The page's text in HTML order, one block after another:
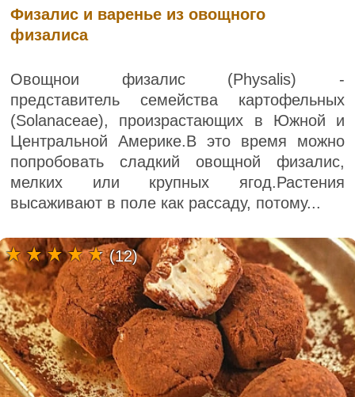
Физалис и варенье из овощного
физалиса
Овощнои физалис (Physalis) -
представитель семейства картофельных
(Solanaceae), произрастающих в Южной и
Центральной Америке.В это время можно
попробовать сладкий овощной физалис,
мелких или крупных ягод.Растения
высаживают в поле как рассаду, потому...
(12)